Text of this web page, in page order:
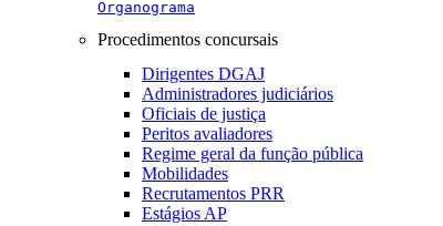
Organograma
Procedimentos concursais
Dirigentes DGAJ
Administradores judiciários
Oficiais de justiça
Peritos avaliadores
Regime geral da função pública
Mobilidades
Recrutamentos PRR
Estágios AP